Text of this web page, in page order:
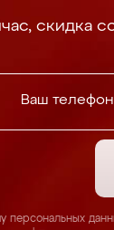
скидка
персональных